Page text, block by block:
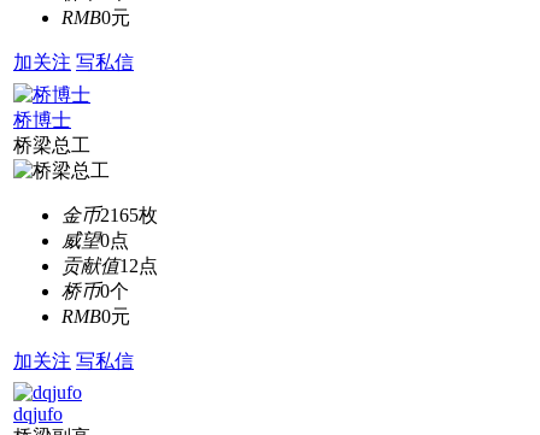
RMB0元
加关注 写私信
桥博士
桥梁总工
金币2165枚
威望0点
贡献值12点
桥币0个
RMB0元
加关注 写私信
dqjufo